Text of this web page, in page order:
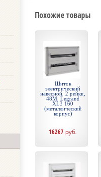
Похожие товары
Щиток
электрический
навесной, 2 рейки,
48М, Legrand
XL3 160
(металлический
корпус)
16267 руб.